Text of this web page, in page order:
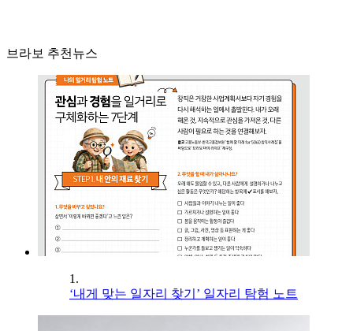
브라보 추천뉴스
1.
‘내게 맞는 일자리 찾기’ 일자리 탐험 노트